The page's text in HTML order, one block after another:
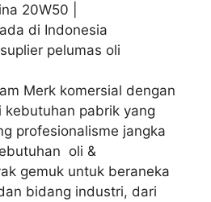
20W50 |
ada di Indonesia
pelumas oli
Merk komersial dengan
kebutuhan pabrik yang
profesionalisme jangka
oli &
gemuk untuk beraneka
bidang industri, dari